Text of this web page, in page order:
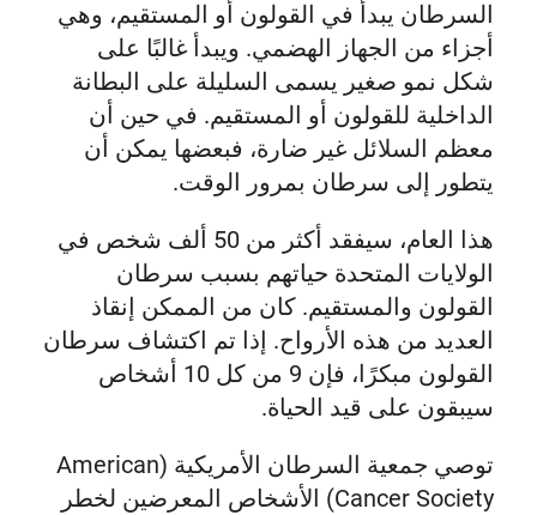
السرطان يبدأ في القولون أو المستقيم، وهي
أجزاء من الجهاز الهضمي. ويبدأ غالبًا على
شكل نمو صغير يسمى السليلة على البطانة
الداخلية للقولون أو المستقيم. في حين أن
معظم السلائل غير ضارة، فبعضها يمكن أن
يتطور إلى سرطان بمرور الوقت.
هذا العام، سيفقد أكثر من 50 ألف شخص في
الولايات المتحدة حياتهم بسبب سرطان
القولون والمستقيم. كان من الممكن إنقاذ
العديد من هذه الأرواح. إذا تم اكتشاف سرطان
القولون مبكرًا، فإن 9 من كل 10 أشخاص
سيبقون على قيد الحياة.
توصي جمعية السرطان الأمريكية (American
Cancer Society) الأشخاص المعرضين لخطر